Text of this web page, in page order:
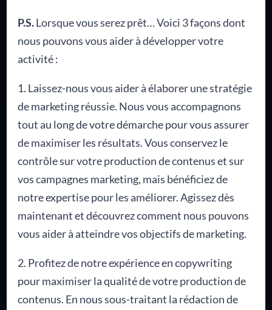
P.S.Lorsque vous serez prêt… Voici 3 façons dont
nous pouvons vous aider à développer votre
activité :
1. Laissez-nous vous aider à élaborer une stratégie
de marketing réussie. Nous vous accompagnons
tout au long de votre démarche pour vous assurer
de maximiser les résultats. Vous conservez le
contrôle sur votre production de contenus et sur
vos campagnes marketing, mais bénéficiez de
notre expertise pour les améliorer. Agissez dès
maintenant et découvrez comment nous pouvons
vous aider à atteindre vos objectifs de marketing.
2. Profitez de notre expérience en copywriting
pour maximiser la qualité de votre production de
contenus. En nous sous-traitant la rédaction de